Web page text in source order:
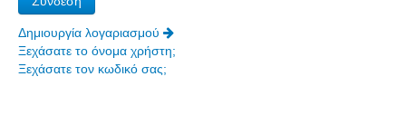
Videos
Albums Φωτογραφιών
Δημιουργία λογαριασμού
Ξεχάσατε το όνομα χρήστη;
Ξεχάσατε τον κωδικό σας;